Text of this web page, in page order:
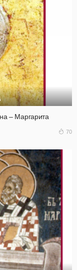
– Маргарита
70